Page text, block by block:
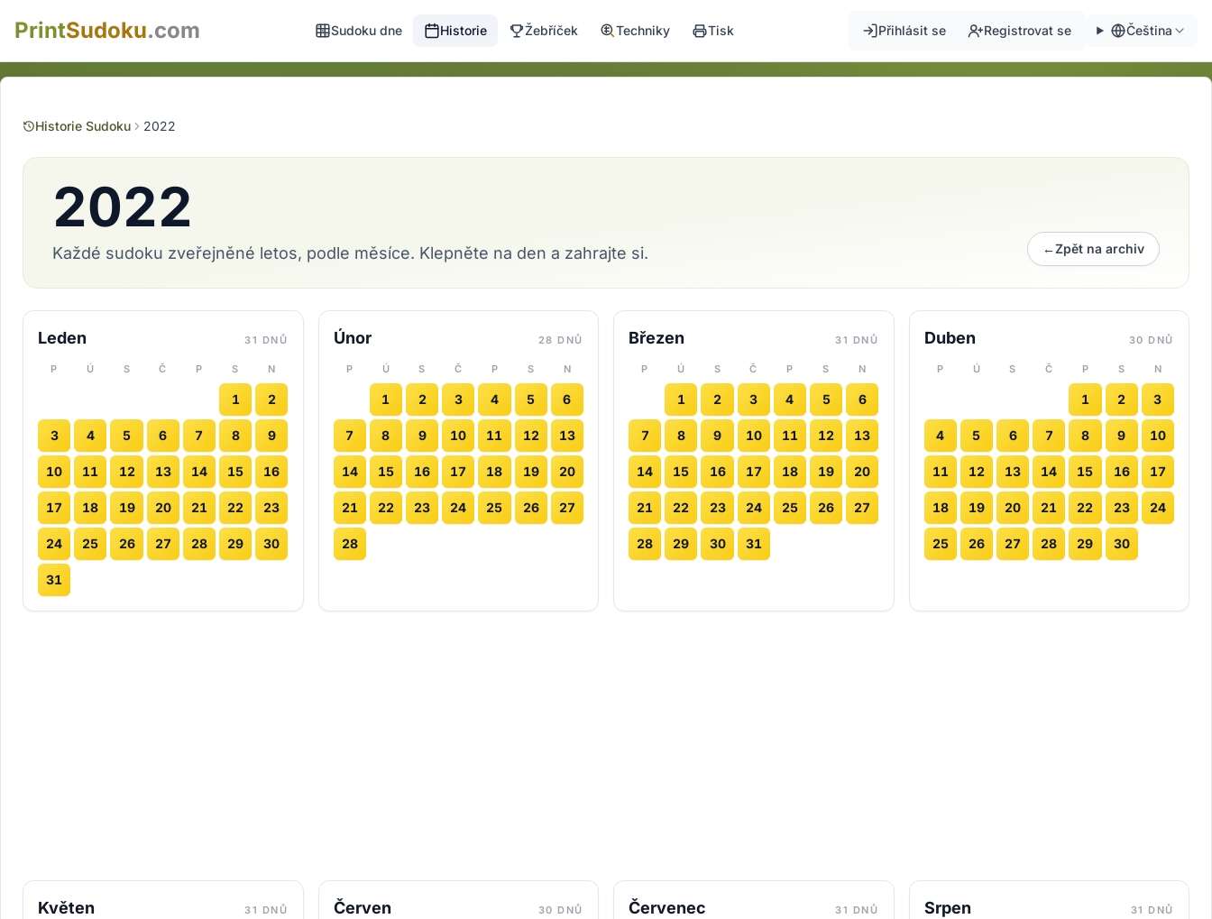
PrintSudoku.com Sudoku dne Historie Žebříček Techniky Tisk Přihlásit se Registrovat se Čeština
Historie Sudoku 2022
2022
Každé sudoku zveřejněné letos, podle měsíce. Klepněte na den a zahrajte si. ←Zpět na archiv
Leden 31 DNŮ
P Ú S Č P S N
1 2
3 4 5 6 7 8 9
10 11 12 13 14 15 16
17 18 19 20 21 22 23
24 25 26 27 28 29 30
31
Únor 28 DNŮ
P Ú S Č P S N
1 2 3 4 5 6
7 8 9 10 11 12 13
14 15 16 17 18 19 20
21 22 23 24 25 26 27
28
Březen 31 DNŮ
P Ú S Č P S N
1 2 3 4 5 6
7 8 9 10 11 12 13
14 15 16 17 18 19 20
21 22 23 24 25 26 27
28 29 30 31
Duben 30 DNŮ
P Ú S Č P S N
1 2 3
4 5 6 7 8 9 10
11 12 13 14 15 16 17
18 19 20 21 22 23 24
25 26 27 28 29 30
Květen 31 DNŮ Červen 30 DNŮ Červenec 31 DNŮ Srpen 31 DNŮ